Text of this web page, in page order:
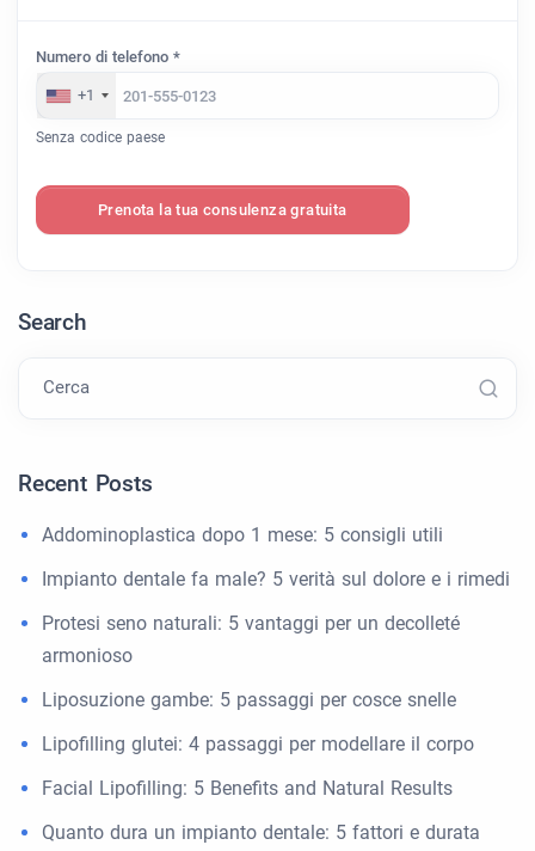
Numero di telefono *
+1
Senza codice paese
Prenota la tua consulenza gratuita
Search
Cerca
Recent Posts
Addominoplastica dopo 1 mese: 5 consigli utili
Impianto dentale fa male? 5 verità sul dolore e i rimedi
Protesi seno naturali: 5 vantaggi per un decolleté
armonioso
Liposuzione gambe: 5 passaggi per cosce snelle
Lipofilling glutei: 4 passaggi per modellare il corpo
Facial Lipofilling: 5 Benefits and Natural Results
Quanto dura un impianto dentale: 5 fattori e durata